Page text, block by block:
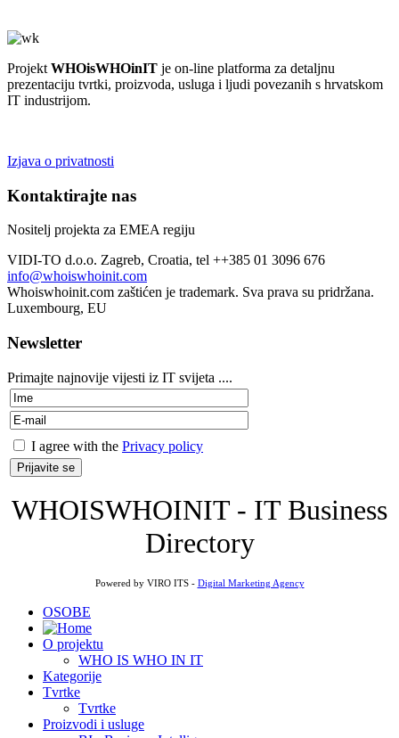
Projekt WHOisWHOinIT je on-line platforma za detaljnu
prezentaciju tvrtki, proizvoda, usluga i ljudi povezanih s hrvatskom
IT industrijom.
Izjava o privatnosti
Kontaktirajte nas
Nositelj projekta za EMEA regiju
VIDI-TO d.o.o. Zagreb, Croatia, tel ++385 01 3096 676
info@whoiswhoinit.com
Whoiswhoinit.com zaštićen je trademark. Sva prava su pridržana.
Luxembourg, EU
Newsletter
Primajte najnovije vijesti iz IT svijeta ....
I agree with the Privacy policy
WHOISWHOINIT - IT Business
Directory
Powered by VIRO ITS - Digital Marketing Agency
OSOBE
O projektu
WHO IS WHO IN IT
Kategorije
Tvrtke
Tvrtke
Proizvodi i usluge